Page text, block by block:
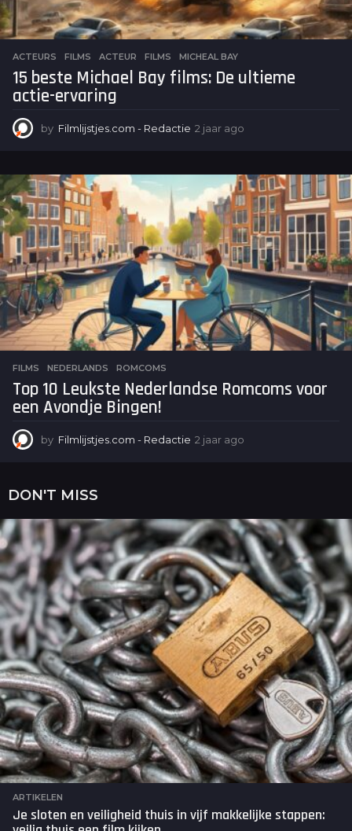
ACTEURS ,FILMS ACTEUR ,FILMS ,MICHEAL BAY
15 beste Michael Bay films: De ultieme
actie-ervaring
by Filmlijstjes.com - Redactie 2 jaar ago
a
r
a
g
o
FILMS NEDERLANDS ,ROMCOMS
Top 10 Leukste Nederlandse Romcoms voor
een Avondje Bingen!
by Filmlijstjes.com - Redactie 2 jaar ago
g
o
DON'T MISS
ARTIKELEN
Je sloten en veiligheid thuis in vijf makkelijke stappen: